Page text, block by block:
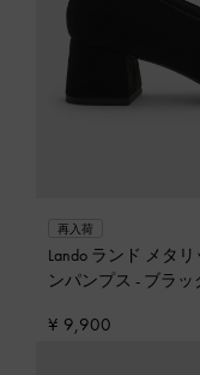
再入荷
Lando ランド メタ
ンパンプス - ブラッ
¥ 9,900